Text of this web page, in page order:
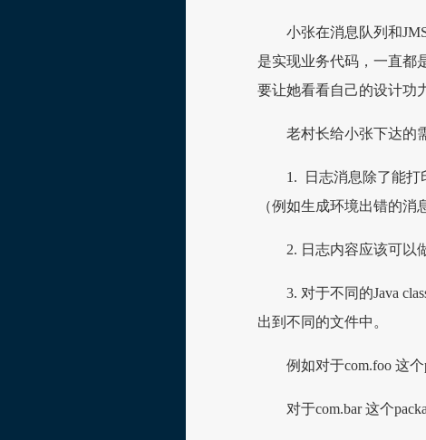
小张在消息队列和
是实现业务代码，一直都
要让她看看自己的设计功
老村长给小张下达的
1. 日志消息除了能打
（例如生成环境出错的消
2. 日志内容应该可以
3. 对于不同的Java
出到不同的文件中。
例如对于com.foo 这
对于com.bar 这个